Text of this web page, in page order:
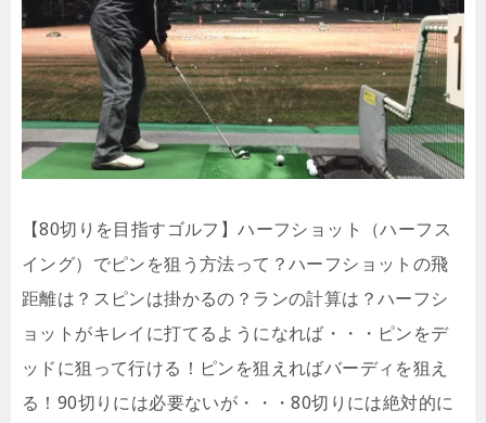
【80切りを目指すゴルフ】ハーフショット（ハーフス
イング）でピンを狙う方法って？ハーフショットの飛
距離は？スピンは掛かるの？ランの計算は？ハーフシ
ョットがキレイに打てるようになれば・・・ピンをデ
ッドに狙って行ける！ピンを狙えればバーディを狙え
る！90切りには必要ないが・・・80切りには絶対的に